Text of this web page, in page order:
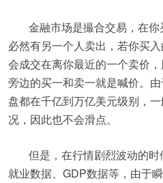
金融市场是撮合交易，在
必然有另一个人卖出，若你买
会成交在离你最近的一个卖价
旁边的买一和卖一就是喊价。
盘都在千亿到万亿美元级别，
况，因此也不会滑点。
但是，在行情剧烈波动的
就业数据、GDP数据等，由于